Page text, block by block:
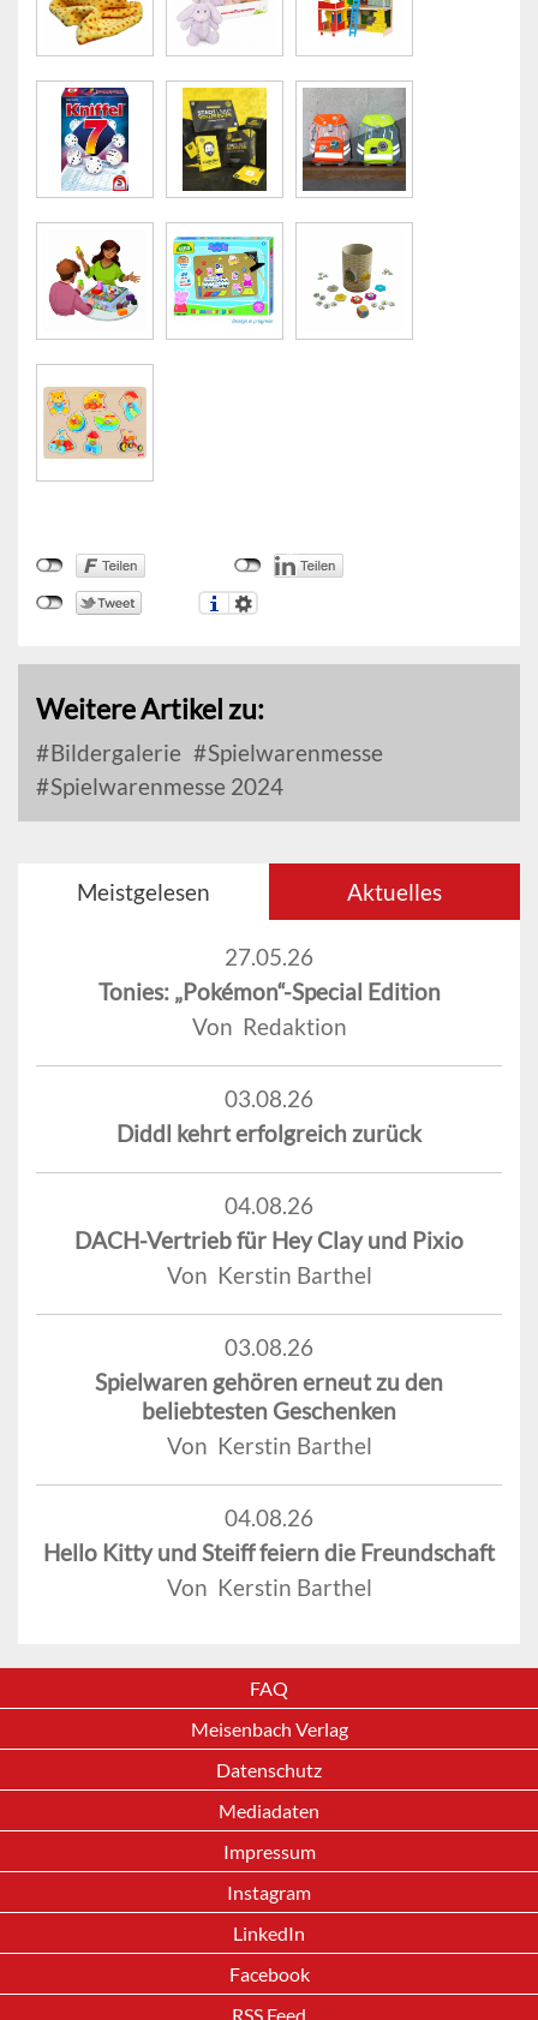
Weitere Artikel zu:
Bildergalerie
Spielwarenmesse
Spielwarenmesse 2024
Meistgelesen Aktuelles
27.05.26
Tonies: „Pokémon“-Special Edition
Von Redaktion
03.08.26
Diddl kehrt erfolgreich zurück
04.08.26
DACH-Vertrieb für Hey Clay und Pixio
Von Kerstin Barthel
03.08.26
Spielwaren gehören erneut zu den
beliebtesten Geschenken
Von Kerstin Barthel
04.08.26
Hello Kitty und Steiff feiern die Freundschaft
Von Kerstin Barthel
FAQ
Meisenbach Verlag
Datenschutz
Mediadaten
Impressum
Instagram
LinkedIn
Facebook
RSS Feed